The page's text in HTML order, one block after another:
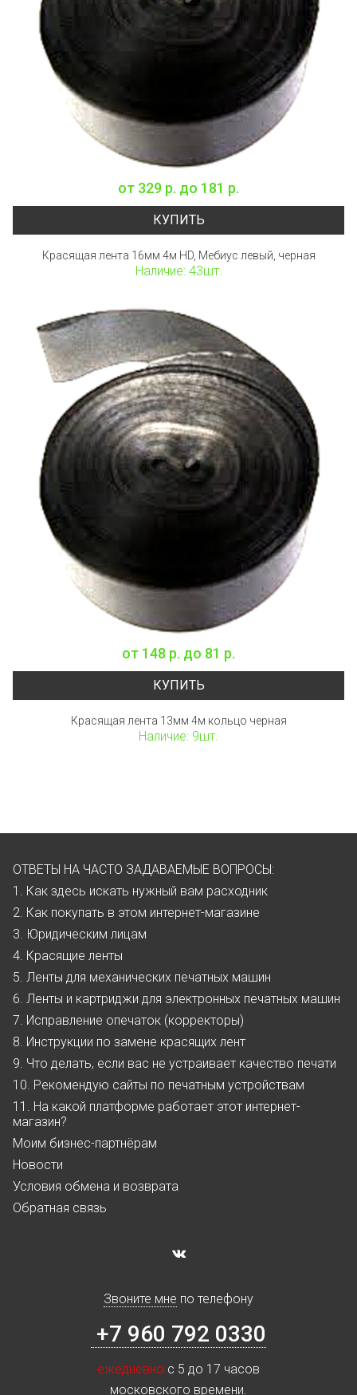
от 329 р. до 181 р.
КУПИТЬ
Красящая лента 16мм 4м HD, Мебиус левый, черная
Наличие: 43шт.
от 148 р. до 81 р.
КУПИТЬ
Красящая лента 13мм 4м кольцо черная
Наличие: 9шт.
ОТВЕТЫ НА ЧАСТО ЗАДАВАЕМЫЕ ВОПРОСЫ:
1. Как здесь искать нужный вам расходник
2. Как покупать в этом интернет-магазине
3. Юридическим лицам
4. Красящие ленты
5. Ленты для механических печатных машин
6. Ленты и картриджи для электронных печатных машин
7. Исправление опечаток (корректоры)
8. Инструкции по замене красящих лент
9. Что делать, если вас не устраивает качество печати
10. Рекомендую сайты по печатным устройствам
11. На какой платформе работает этот интернет-
магазин?
Моим бизнес-партнёрам
Новости
Условия обмена и возврата
Обратная связь
Звоните мне по телефону
+7 960 792 0330
ежедневно с 5 до 17 часов
московского времени.